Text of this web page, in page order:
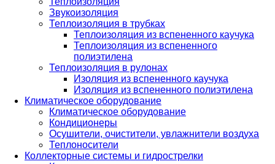
Звукоизоляция
Теплоизоляция в трубках
Теплоизоляция из вспененного каучука
Теплоизоляция из вспененного
полиэтилена
Теплоизоляция в рулонах
Изоляция из вспененного каучука
Изоляция из вспененного полиэтилена
Климатическое оборудование
Климатическое оборудование
Кондиционеры
Осушители, очистители, увлажнители воздуха
Теплоносители
Коллекторные системы и гидрострелки